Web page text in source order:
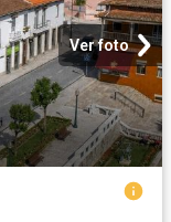
Ver foto